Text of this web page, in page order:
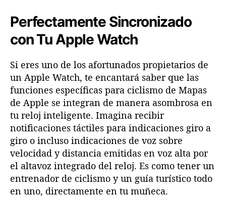
Perfectamente Sincronizado
con Tu Apple Watch
Si eres uno de los afortunados propietarios de
un Apple Watch, te encantará saber que las
funciones específicas para ciclismo de Mapas
de Apple se integran de manera asombrosa en
tu reloj inteligente. Imagina recibir
notificaciones táctiles para indicaciones giro a
giro o incluso indicaciones de voz sobre
velocidad y distancia emitidas en voz alta por
el altavoz integrado del reloj. Es como tener un
entrenador de ciclismo y un guía turístico todo
en uno, directamente en tu muñeca.